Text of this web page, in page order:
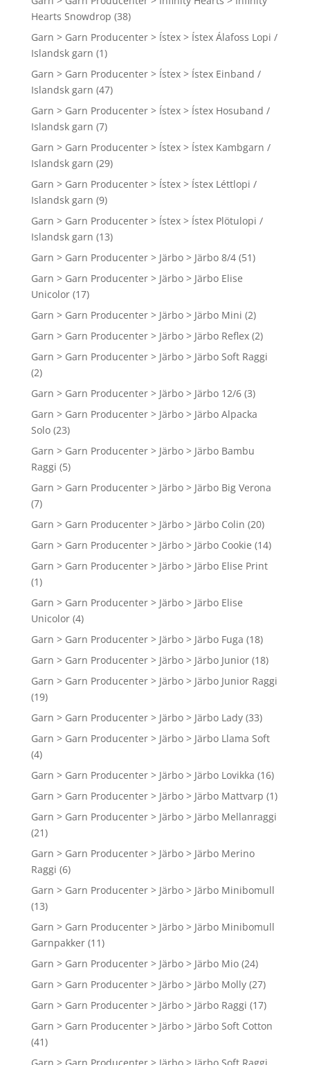
Hearts Snowdrop (38)
Garn > Garn Producenter > Ístex > Ístex Álafoss Lopi /
Islandsk garn (1)
Garn > Garn Producenter > Ístex > Ístex Einband /
Islandsk garn (47)
Garn > Garn Producenter > Ístex > Ístex Hosuband /
Islandsk garn (7)
Garn > Garn Producenter > Ístex > Ístex Kambgarn /
Islandsk garn (29)
Garn > Garn Producenter > Ístex > Ístex Léttlopi /
Islandsk garn (9)
Garn > Garn Producenter > Ístex > Ístex Plötulopi /
Islandsk garn (13)
Garn > Garn Producenter > Järbo > Järbo 8/4 (51)
Garn > Garn Producenter > Järbo > Järbo Elise
Unicolor (17)
Garn > Garn Producenter > Järbo > Järbo Mini (2)
Garn > Garn Producenter > Järbo > Järbo Reflex (2)
Garn > Garn Producenter > Järbo > Järbo Soft Raggi
(2)
Garn > Garn Producenter > Järbo > Järbo 12/6 (3)
Garn > Garn Producenter > Järbo > Järbo Alpacka
Solo (23)
Garn > Garn Producenter > Järbo > Järbo Bambu
Raggi (5)
Garn > Garn Producenter > Järbo > Järbo Big Verona
(7)
Garn > Garn Producenter > Järbo > Järbo Colin (20)
Garn > Garn Producenter > Järbo > Järbo Cookie (14)
Garn > Garn Producenter > Järbo > Järbo Elise Print
(1)
Garn > Garn Producenter > Järbo > Järbo Elise
Unicolor (4)
Garn > Garn Producenter > Järbo > Järbo Fuga (18)
Garn > Garn Producenter > Järbo > Järbo Junior (18)
Garn > Garn Producenter > Järbo > Järbo Junior Raggi
(19)
Garn > Garn Producenter > Järbo > Järbo Lady (33)
Garn > Garn Producenter > Järbo > Järbo Llama Soft
(4)
Garn > Garn Producenter > Järbo > Järbo Lovikka (16)
Garn > Garn Producenter > Järbo > Järbo Mattvarp (1)
Garn > Garn Producenter > Järbo > Järbo Mellanraggi
(21)
Garn > Garn Producenter > Järbo > Järbo Merino
Raggi (6)
Garn > Garn Producenter > Järbo > Järbo Minibomull
(13)
Garn > Garn Producenter > Järbo > Järbo Minibomull
Garnpakker (11)
Garn > Garn Producenter > Järbo > Järbo Mio (24)
Garn > Garn Producenter > Järbo > Järbo Molly (27)
Garn > Garn Producenter > Järbo > Järbo Raggi (17)
Garn > Garn Producenter > Järbo > Järbo Soft Cotton
(41)